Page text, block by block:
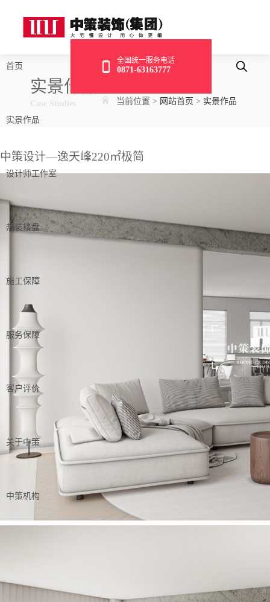
全国统一服务电话
0871-63163777
首页
实景作品
设计师工作室
热装楼盘
施工保障
服务保障
客户评价
关于中策
中策机构
实景作品
当前位置 > 网站首页 > 实景作品
中策设计—逸天峰220㎡极简